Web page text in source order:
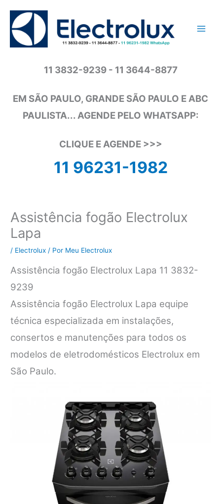
conteúdo
11 3832-9239 - 11 3644-8877
EM SÃO PAULO, GRANDE SÃO PAULO E ABC
PAULISTA... AGENDE PELO WHATSAPP:
CLIQUE E AGENDE >>>
11 96231-1982
Assistência fogão Electrolux
Lapa
/ Electrolux / Por Meu Electrolux
Assistência fogão Electrolux Lapa 11 3832-
9239
Assistência fogão Electrolux Lapa equipe
técnica especializada em instalações,
consertos e manutenções para todos os
modelos de eletrodomésticos Electrolux em
São Paulo.